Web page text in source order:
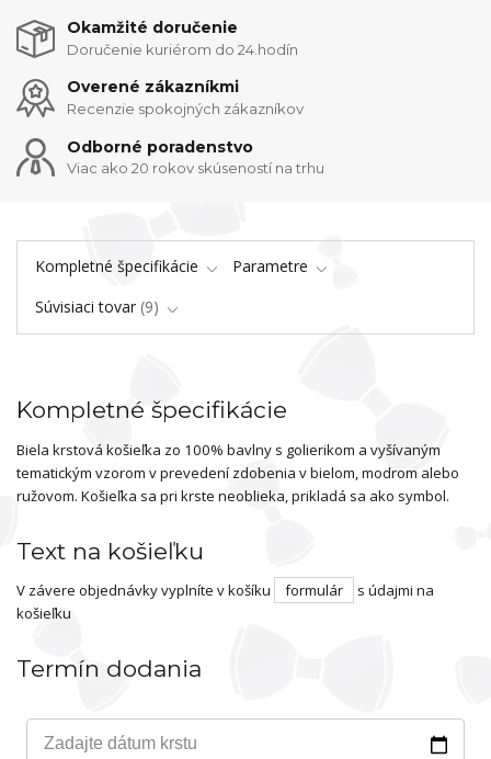
Okamžité doručenie
Doručenie kuriérom do 24.hodín
Overené zákazníkmi
Recenzie spokojných zákazníkov
Odborné poradenstvo
Viac ako 20 rokov skúseností na trhu
Kompletné špecifikácie
Parametre
Súvisiaci tovar 9
Kompletné špecifikácie
Biela krstová košieľka zo 100% bavlny s golierikom a vyšívaným
tematickým vzorom v prevedení zdobenia v bielom, modrom alebo
ružovom. Košieľka sa pri krste neoblieka, prikladá sa ako symbol.
Text na košieľku
V závere objednávky vyplníte v košíku formulár
s údajmi na
košieľku
Termín dodania
Zadajte dátum krstu